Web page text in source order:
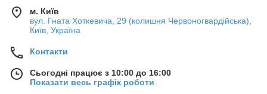
м. Київ
вул. Гната Хоткевича, 29 (колишня Червоногвардійська),
Київ, Україна
Контакти
Сьогодні працює з 10:00 до 16:00
Показати весь графік роботи